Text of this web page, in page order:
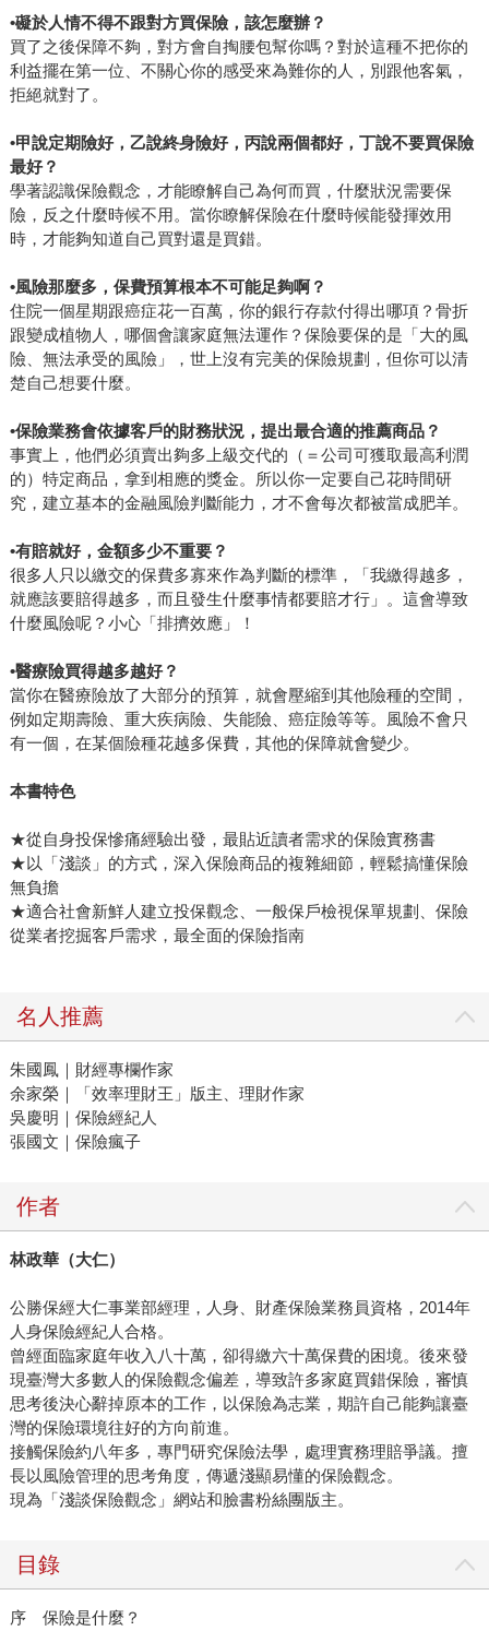
•礙於人情不得不跟對方買保險，該怎麼辦？
買了之後保障不夠，對方會自掏腰包幫你嗎？對於這種不把你的
利益擺在第一位、不關心你的感受來為難你的人，別跟他客氣，
拒絕就對了。
•甲說定期險好，乙說終身險好，丙說兩個都好，丁說不要買保險
最好？
學著認識保險觀念，才能瞭解自己為何而買，什麼狀況需要保
險，反之什麼時候不用。當你瞭解保險在什麼時候能發揮效用
時，才能夠知道自己買對還是買錯。
•風險那麼多，保費預算根本不可能足夠啊？
住院一個星期跟癌症花一百萬，你的銀行存款付得出哪項？骨折
跟變成植物人，哪個會讓家庭無法運作？保險要保的是「大的風
險、無法承受的風險」，世上沒有完美的保險規劃，但你可以清
楚自己想要什麼。
•保險業務會依據客戶的財務狀況，提出最合適的推薦商品？
事實上，他們必須賣出夠多上級交代的（＝公司可獲取最高利潤
的）特定商品，拿到相應的獎金。所以你一定要自己花時間研
究，建立基本的金融風險判斷能力，才不會每次都被當成肥羊。
•有賠就好，金額多少不重要？
很多人只以繳交的保費多寡來作為判斷的標準，「我繳得越多，
就應該要賠得越多，而且發生什麼事情都要賠才行」。這會導致
什麼風險呢？小心「排擠效應」！
•醫療險買得越多越好？
當你在醫療險放了大部分的預算，就會壓縮到其他險種的空間，
例如定期壽險、重大疾病險、失能險、癌症險等等。風險不會只
有一個，在某個險種花越多保費，其他的保障就會變少。
本書特色
★從自身投保慘痛經驗出發，最貼近讀者需求的保險實務書
★以「淺談」的方式，深入保險商品的複雜細節，輕鬆搞懂保險
無負擔
★適合社會新鮮人建立投保觀念、一般保戶檢視保單規劃、保險
從業者挖掘客戶需求，最全面的保險指南
名人推薦
朱國鳳｜財經專欄作家
余家榮｜「效率理財王」版主、理財作家
吳慶明｜保險經紀人
張國文｜保險瘋子
作者
林政華（大仁）
公勝保經大仁事業部經理，人身、財產保險業務員資格，2014年
人身保險經紀人合格。
曾經面臨家庭年收入八十萬，卻得繳六十萬保費的困境。後來發
現臺灣大多數人的保險觀念偏差，導致許多家庭買錯保險，審慎
思考後決心辭掉原本的工作，以保險為志業，期許自己能夠讓臺
灣的保險環境往好的方向前進。
接觸保險約八年多，專門研究保險法學，處理實務理賠爭議。擅
長以風險管理的思考角度，傳遞淺顯易懂的保險觀念。
現為「淺談保險觀念」網站和臉書粉絲團版主。
目錄
序 保險是什麼？